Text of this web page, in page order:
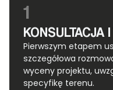
1
KONSULTACJA
Pierwszym etapem
szczegółowa
wyceny projektu,
specyfikę terenu.